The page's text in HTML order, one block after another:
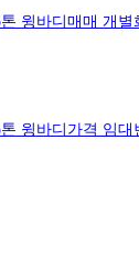
윙바디매매 개별
윙바디가격 임대